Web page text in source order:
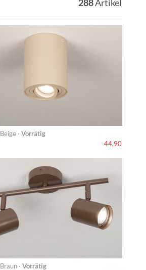
288Artikel
Beige · Vorrätig
44,90
Braun · Vorrätig